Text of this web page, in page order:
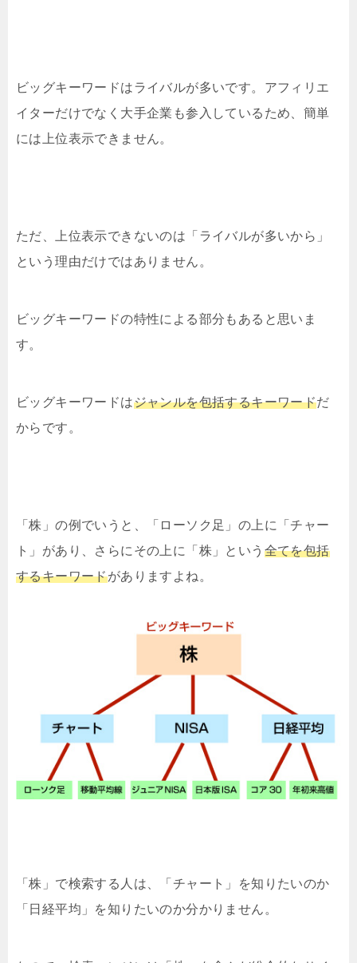
ビッグキーワードはライバルが多いです。アフィリエ
イターだけでなく大手企業も参入しているため、簡単
には上位表示できません。
ただ、上位表示できないのは「ライバルが多いから」
という理由だけではありません。
ビッグキーワードの特性による部分もあると思いま
す。
ビッグキーワードはジャンルを包括するキーワードだ
からです。
「株」の例でいうと、「ローソク足」の上に「チャー
ト」があり、さらにその上に「株」という 全てを包括
するキーワードがありますよね。
「株」で検索する人は、「チャート」を知りたいのか
「日経平均」を知りたいのか分かりません。